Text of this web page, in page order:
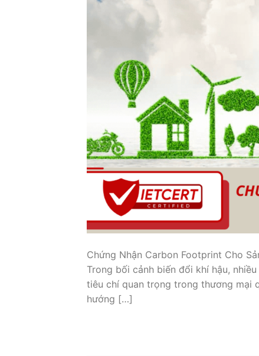
Chứng Nhận Carbon Footprint Cho
Trong bối cảnh biến đổi khí hậu,
tiêu chí quan trọng trong thương mại
hướng […]